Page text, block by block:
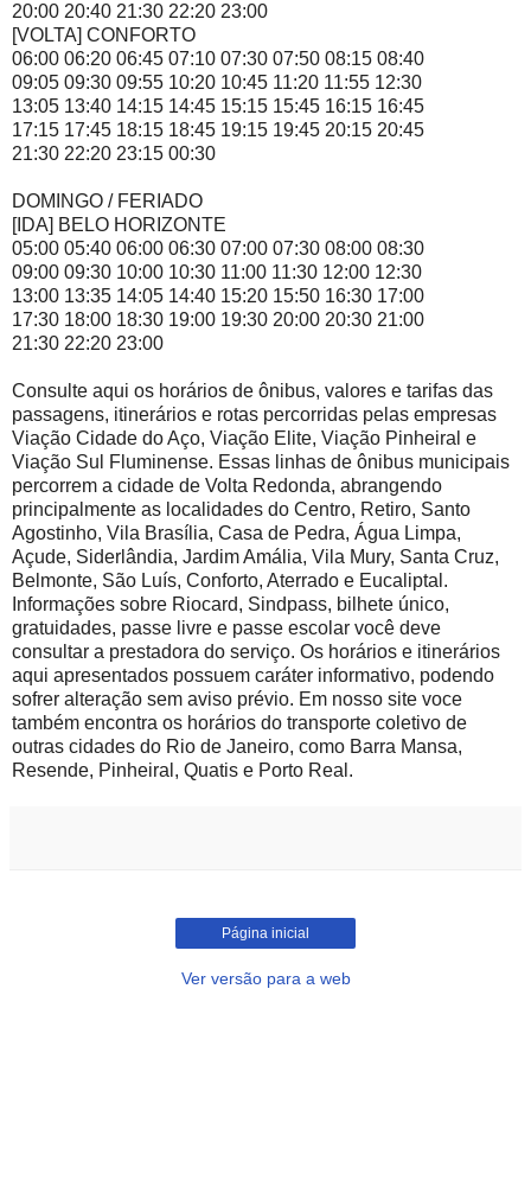
20:00 20:40 21:30 22:20 23:00
[VOLTA] CONFORTO
06:00 06:20 06:45 07:10 07:30 07:50 08:15 08:40
09:05 09:30 09:55 10:20 10:45 11:20 11:55 12:30
13:05 13:40 14:15 14:45 15:15 15:45 16:15 16:45
17:15 17:45 18:15 18:45 19:15 19:45 20:15 20:45
21:30 22:20 23:15 00:30
DOMINGO / FERIADO
[IDA] BELO HORIZONTE
05:00 05:40 06:00 06:30 07:00 07:30 08:00 08:30
09:00 09:30 10:00 10:30 11:00 11:30 12:00 12:30
13:00 13:35 14:05 14:40 15:20 15:50 16:30 17:00
17:30 18:00 18:30 19:00 19:30 20:00 20:30 21:00
21:30 22:20 23:00
Consulte aqui os horários de ônibus, valores e tarifas das
passagens, itinerários e rotas percorridas pelas empresas
Viação Cidade do Aço, Viação Elite, Viação Pinheiral e
Viação Sul Fluminense. Essas linhas de ônibus municipais
percorrem a cidade de Volta Redonda, abrangendo
principalmente as localidades do Centro, Retiro, Santo
Agostinho, Vila Brasília, Casa de Pedra, Água Limpa,
Açude, Siderlândia, Jardim Amália, Vila Mury, Santa Cruz,
Belmonte, São Luís, Conforto, Aterrado e Eucaliptal.
Informações sobre Riocard, Sindpass, bilhete único,
gratuidades, passe livre e passe escolar você deve
consultar a prestadora do serviço. Os horários e itinerários
aqui apresentados possuem caráter informativo, podendo
sofrer alteração sem aviso prévio. Em nosso site voce
também encontra os horários do transporte coletivo de
outras cidades do Rio de Janeiro, como Barra Mansa,
Resende, Pinheiral, Quatis e Porto Real.
Página inicial
Ver versão para a web